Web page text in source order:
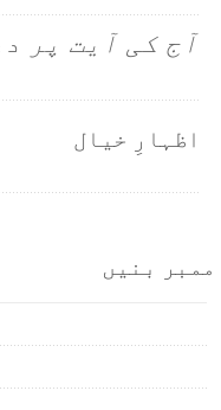
آج کی آیت پر
اظہارِ خیال
ممبر بنیں